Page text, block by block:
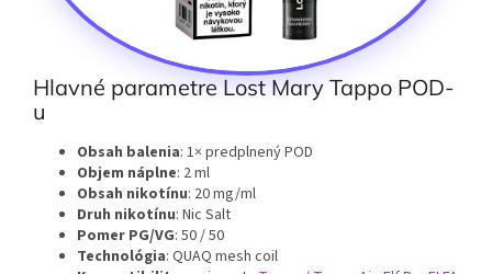
Hlavné parametre Lost Mary Tappo POD-
u
Obsah balenia: 1× predplnený POD
Objem náplne: 2 ml
Obsah nikotínu: 20 mg/ml
Druh nikotínu: Nic Salt
Pomer PG/VG: 50 / 50
Technológia: QUAQ mesh coil